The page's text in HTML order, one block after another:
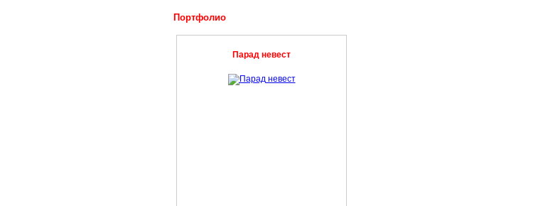
Портфолио
Парад невест